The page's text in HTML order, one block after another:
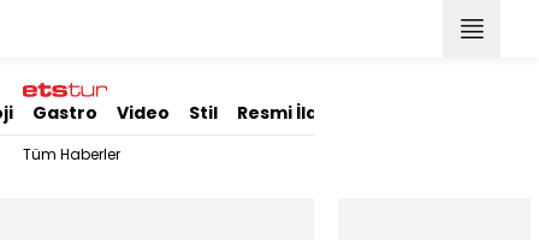
Gastro Video Stil Resmi İlanlar
Tüm Haberler